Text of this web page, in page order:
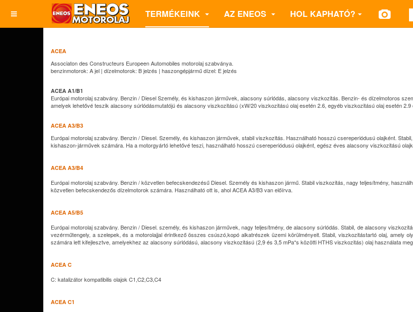
TERMÉKEINK AZ ENEOS HOL KAPHATÓ?
ACEA
Associaton des Constructeurs Europeen Automobiles motorolaj szabványa.
benzinmotorok: A jel | dízelmotorok: B jelzés | haszongépjármű dízel: E jelzés
ACEA A1/B1
Európai motorolaj szabvány. Benzin / Diesel Személy, és kishaszon járművek, alacsony súrlódás, alacsony viszkozitás. Benzin- és dízelmotoros
amelyek lehetővé teszik alacsony súrlódásmutatójú és alacsony viszkozitású (xW/20 viszkozitású olaj esetén 2.6, egyéb viszkozitású olaj esetén
ACEA A3/B3
Európai motorolaj szabvány. Benzin / Diesel. Személy, és kishaszon járművek, stabil viszkozitás. Használható hosszú csereperiódusú olajként.
kishaszon-járművek számára. Ha a motorgyártó lehetővé teszi, használható hosszú csereperiódusú olajként, egész éves alacsony viszkozitású
ACEA A3/B4
Európai motorolaj szabvány. Benzin / közvetlen befecskendezésű Diesel. Személy és kishaszon jármű. Stabil viszkozitás, nagy teljesítmény,
közvetlen befecskendezős dízelmotorok számára. Használható ott is, ahol ACEA A3/B3 van előírva.
ACEA A5/B5
Európai motorolaj szabvány. Benzin / Diesel. személy, és kishaszon járművek, nagy teljesítmény, de alacsony súrlódás. Stabil, de alacsony
vezérműtengely, a szelepek, és a motorolajjal érintkező összes csúszó,kopó alkatrészek üzemi körülményeit. Stabil, viszkozitástartó olaj, amely
számára lett kifejlesztve, amelyekhez az alacsony súrlódású, alacsony viszkozitású (2,9 és 3,5 mPa*s közötti HTHS viszkozitás) olaj használata
ACEA C
C: katalizátor kompatibilis olajok C1,C2,C3,C4
ACEA C1